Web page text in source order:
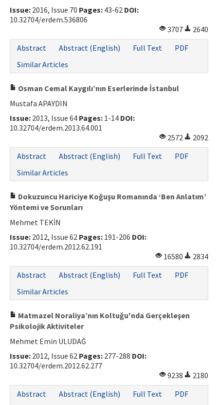
Issue: 2016, Issue 70 Pages: 43-62 DOI:
10.32704/erdem.536806
3707
2640
Abstract
Abstract (English) Full Text
PDF
Similar Articles
Osman Cemal Kaygılı’nın Eserlerinde İstanbul
Mustafa APAYDIN
Issue: 2013, Issue 64 Pages: 1-14 DOI:
10.32704/erdem.2013.64.001
2572
2092
Abstract
Abstract (English) Full Text
PDF
Similar Articles
Dokuzuncu Hariciye Koğuşu Romanında ‘Ben Anlatım’
Yöntemi ve Sorunları
Mehmet TEKİN
Issue: 2012, Issue 62 Pages: 191-206 DOI:
10.32704/erdem.2012.62.191
16580
2834
Abstract
Abstract (English) Full Text
PDF
Similar Articles
Matmazel Noraliya’nın Koltuğu'nda Gerçekleşen
Psikolojik Aktiviteler
Mehmet Emin ULUDAĞ
Issue: 2012, Issue 62 Pages: 277-288 DOI:
10.32704/erdem.2012.62.277
9238
2180
Abstract
Abstract (English) Full Text
PDF